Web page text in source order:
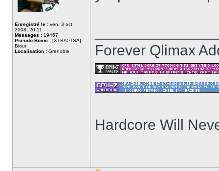
Enregistré le : ven. 3 oct.
2008, 20:11
Messages : 19467
Pseudo Boinc : [XTBA>TSA]
Biour
Localisation : Grenoble
Forever Qlimax
Hardcore Will